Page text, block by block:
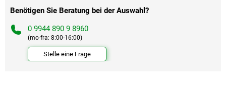
Benötigen Sie Beratung bei der Auswahl?
0 9944 890 9 8960
(mo-fra: 8:00-16:00)
Stelle eine Frage